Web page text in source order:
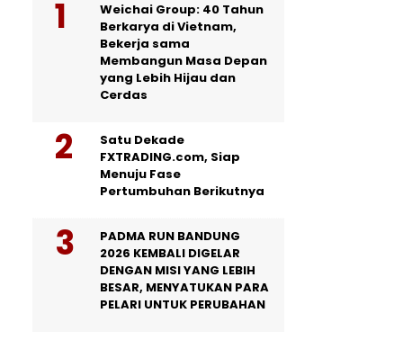
Weichai Group: 40 Tahun
Berkarya di Vietnam,
Bekerja sama
Membangun Masa Depan
yang Lebih Hijau dan
Cerdas
Satu Dekade
FXTRADING.com, Siap
Menuju Fase
Pertumbuhan Berikutnya
PADMA RUN BANDUNG
2026 KEMBALI DIGELAR
DENGAN MISI YANG LEBIH
BESAR, MENYATUKAN PARA
PELARI UNTUK PERUBAHAN